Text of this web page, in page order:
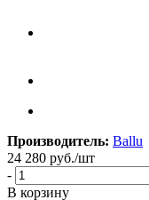
Производитель: Ballu
24 280 руб./шт
-
В корзину